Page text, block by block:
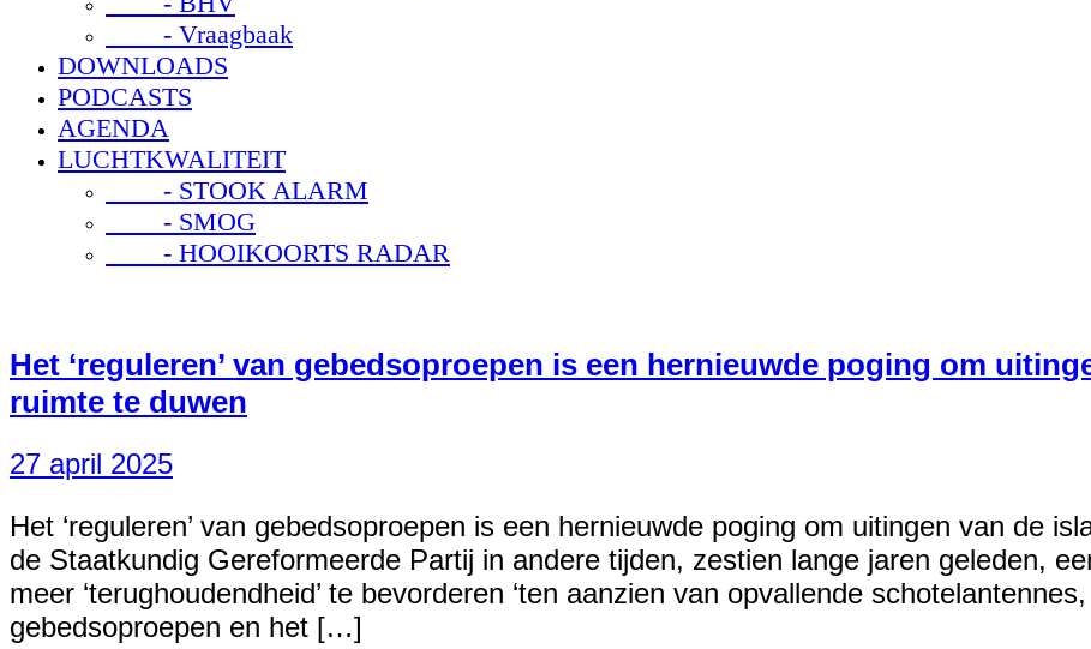
- Vraagbaak
DOWNLOADS
PODCASTS
AGENDA
LUCHTKWALITEIT
- STOOK ALARM
- SMOG
- HOOIKOORTS RADAR
Het ‘reguleren’ van gebedsoproepen is een hernieuwde poging om
ruimte te duwen
27 april 2025
Het ‘reguleren’ van gebedsoproepen is een hernieuwde poging om uitingen van de
de Staatkundig Gereformeerde Partij in andere tijden, zestien lange jaren geleden,
meer ‘terughoudendheid’ te bevorderen ‘ten aanzien van opvallende
gebedsoproepen en het […]